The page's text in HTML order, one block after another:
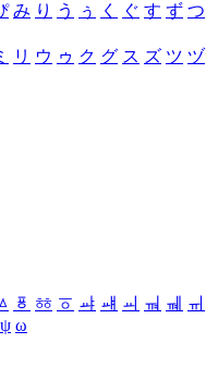
み り う ぅ く ぐ す ず つ
リ ウ ゥ ク グ ス ズ ツ ヅ
ㆄ ㆅ ㆆ ㆇ ㆈ ㆉ ㆊ ㆋ ㆌ
ψ ω